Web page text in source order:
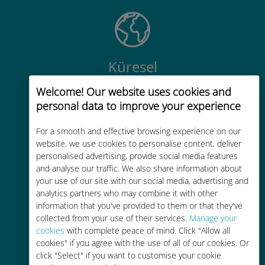
Welcome! Our website uses cookies and
personal data to improve your experience
For a smooth and effective browsing experience on our
website, we use cookies to personalise content, deliver
personalised advertising, provide social media features
and analyse our traffic. We also share information about
your use of our site with our social media, advertising and
analytics partners who may combine it with other
information that you've provided to them or that they've
collected from your use of their services. Manage your
cookies with complete peace of mind. Click "Allow all
cookies" if you agree with the use of all of our cookies. Or
click "Select" if you want to customise your cookie
Küresel
200'den fazla destinasyonda dünya
çapında yüksek kaliteli hücresel
bağlantı
Uygun maliyetli
Mevcut operatörünüzle dolaşım
ücretlerinden %90'a kadar daha
ucuz